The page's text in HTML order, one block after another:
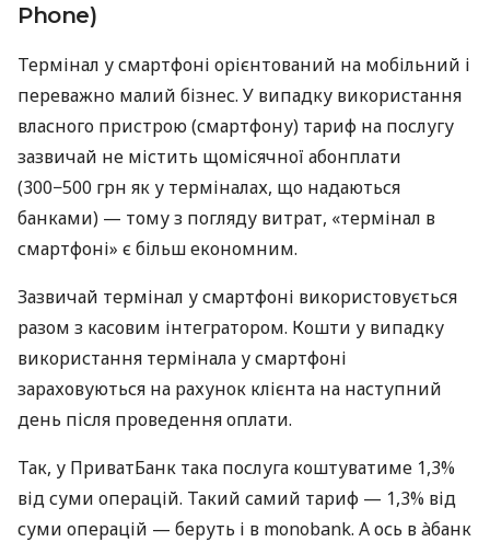
Phone)
Термінал у смартфоні орієнтований на мобільний і
переважно малий бізнес. У випадку використання
власного пристрою (смартфону) тариф на послугу
зазвичай не містить щомісячної абонплати
(300−500 грн як у терміналах, що надаються
банками) — тому з погляду витрат, «термінал в
смартфоні» є більш економним.
Зазвичай термінал у смартфоні використовується
разом з касовим інтегратором. Кошти у випадку
використання термінала у смартфоні
зараховуються на рахунок клієнта на наступний
день після проведення оплати.
Так, у ПриватБанк така послуга коштуватиме 1,3%
від суми операцій. Такий самий тариф — 1,3% від
суми операцій — беруть і в monobank. А ось в àбанк